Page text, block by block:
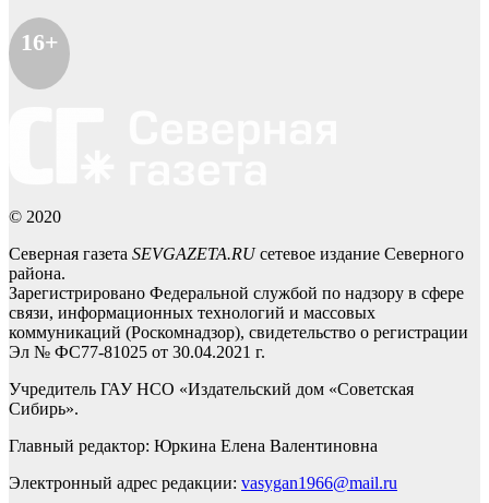
16+
© 2020
Северная газета SEVGAZETA.RUсетевое издание Северного
района.
Зарегистрировано Федеральной службой по надзору в сфере
связи, информационных технологий и массовых
коммуникаций (Роскомнадзор), свидетельство о регистрации
Эл № ФС77-81025 от 30.04.2021 г.
Учредитель ГАУ НСО «Издательский дом «Советская
Сибирь».
Главный редактор: Юркина Елена Валентиновна
Электронный адрес редакции: vasygan1966@mail.ru